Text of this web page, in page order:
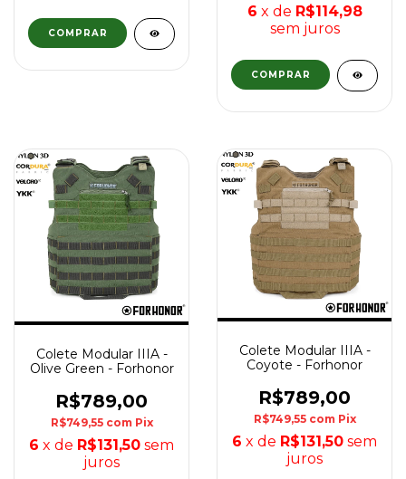
6 x de R$114,98
sem juros
COMPRAR
Colete Modular IIIA -
Olive Green - Forhonor
R$789,00
R$749,55 com Pix
6 x de R$131,50 sem
juros
Colete Modular IIIA -
Coyote - Forhonor
R$789,00
R$749,55 com Pix
6 x de R$131,50 sem
juros